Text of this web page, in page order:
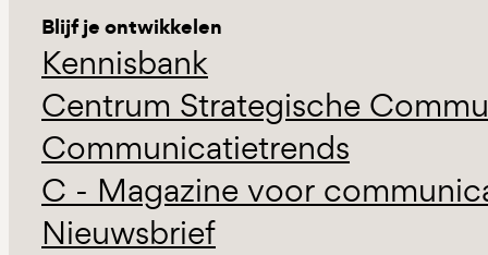
Blijf je ontwikkelen
Kennisbank
Centrum Strategische
Communicatietrends
C - Magazine voor
Nieuwsbrief